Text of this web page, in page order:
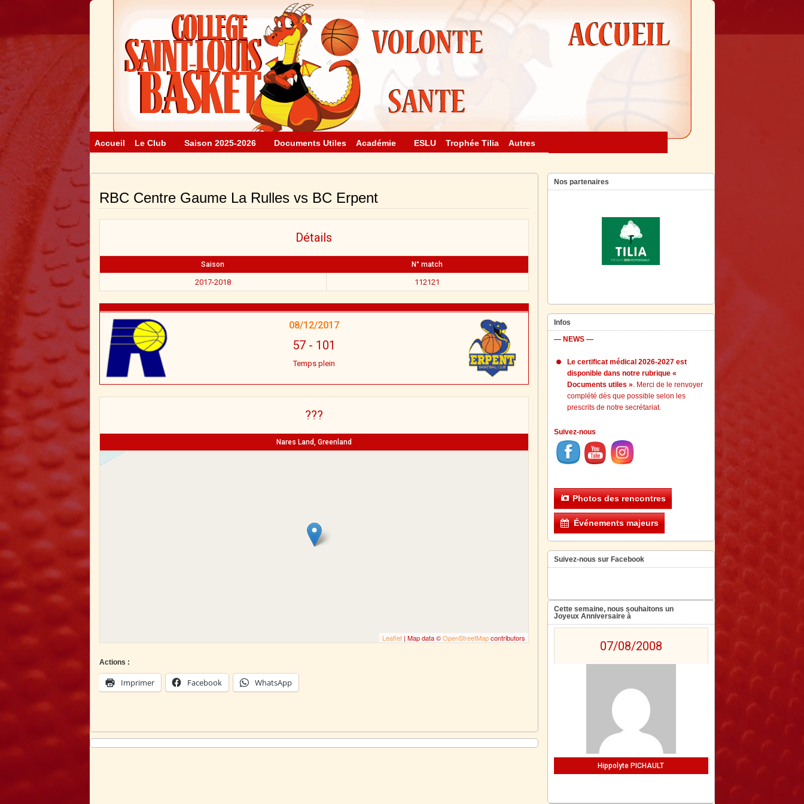
Accueil Le Club Saison 2025-2026 Documents Utiles Académie ESLU Trophée Tilia Autres
RBC Centre Gaume La Rulles vs BC Erpent
Détails
Saison N° match
2017-2018 112121
08/12/2017
57- 101
Temps plein
???
Nares Land, Greenland
Leaflet| Map data ©OpenStreetMapcontributors
Actions :
Imprimer Facebook WhatsApp
Nos partenaires
Infos
— NEWS —
Le certificat médical 2026-2027 est
disponible dans notre rubrique «
Documents utiles ». Merci de le renvoyer
complété dès que possible selon les
prescrits de notre secrétariat.
Suivez-nous
Photos des rencontres
Événements majeurs
Suivez-nous sur Facebook
Cette semaine, nous souhaitons un
Joyeux Anniversaire à
07/08/2008
Hippolyte PICHAULT